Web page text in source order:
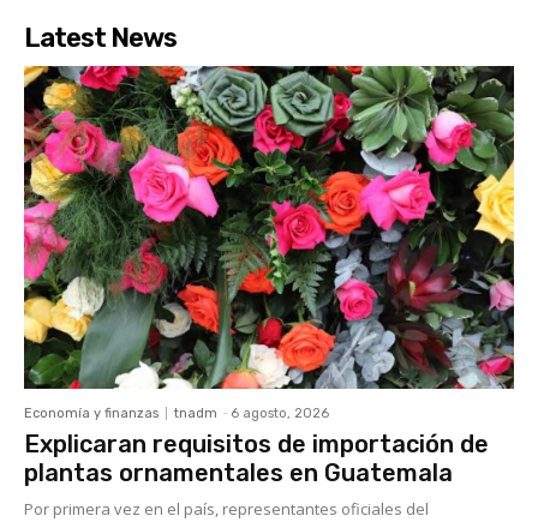
Latest News
Economía y finanzas tnadm - 6 agosto, 2026
Explicaran requisitos de importación de
plantas ornamentales en Guatemala
Por primera vez en el país, representantes oficiales del